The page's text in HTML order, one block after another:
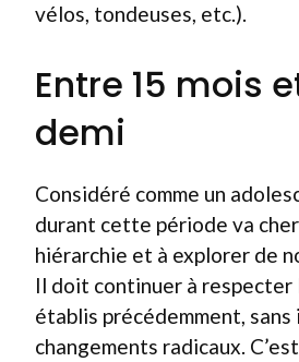
vélos, tondeuses, etc.).
Entre 15 mois
demi
Considéré comme un
durant cette période va
hiérarchie et à explorer de
Il doit continuer à respecter
établis précédemment,
changements radicaux.